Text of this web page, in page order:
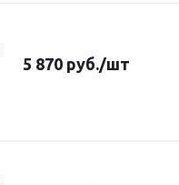
5 870 руб./шт